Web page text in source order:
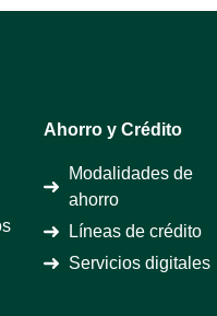
Ahorro y Crédito
Modalidades de
ahorro
Líneas de crédito
Servicios digitales